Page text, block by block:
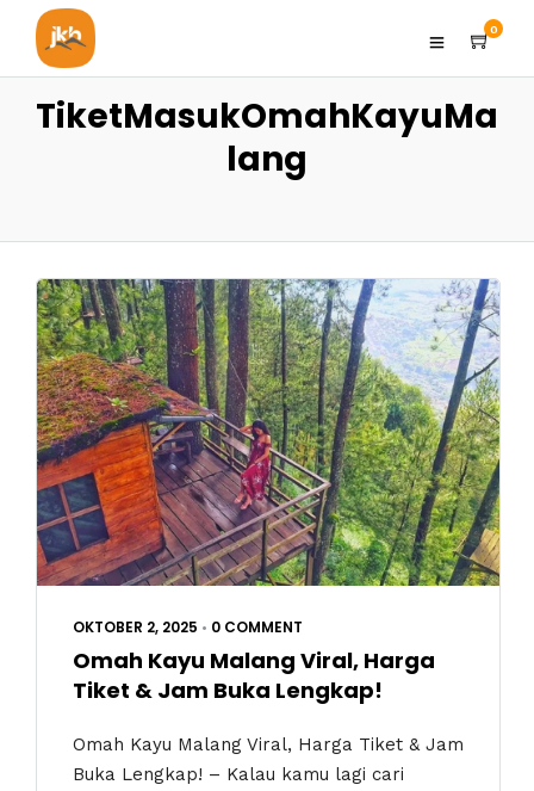
0
TiketMasukOmahKayuMa
lang
OKTOBER 2, 2025 • 0 COMMENT
Omah Kayu Malang Viral, Harga
Tiket & Jam Buka Lengkap!
Omah Kayu Malang Viral, Harga Tiket & Jam
Buka Lengkap! – Kalau kamu lagi cari